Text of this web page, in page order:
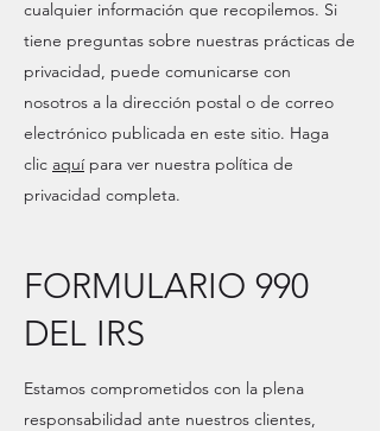
cualquier información que recopilemos. Si
tiene preguntas sobre nuestras prácticas de
privacidad, puede comunicarse con
nosotros a la dirección postal o de correo
electrónico publicada en este sitio. Haga
clic aquí para ver nuestra política de
privacidad completa.
FORMULARIO 990
DEL IRS
Estamos comprometidos con la plena
responsabilidad ante nuestros clientes,